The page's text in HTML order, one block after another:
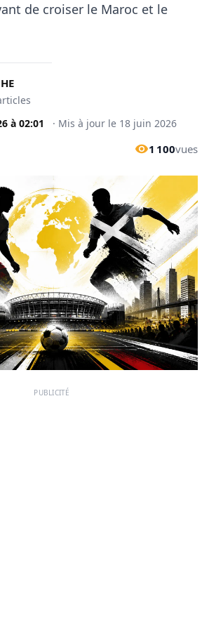
de croiser le Maroc et le
à 02:01 · Mis à jour le 18 juin 2026
1 100vues
PUBLICITÉ